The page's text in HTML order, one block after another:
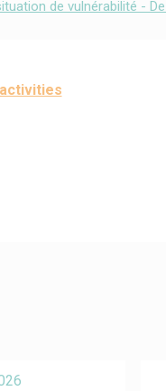
de vulnérabilité -